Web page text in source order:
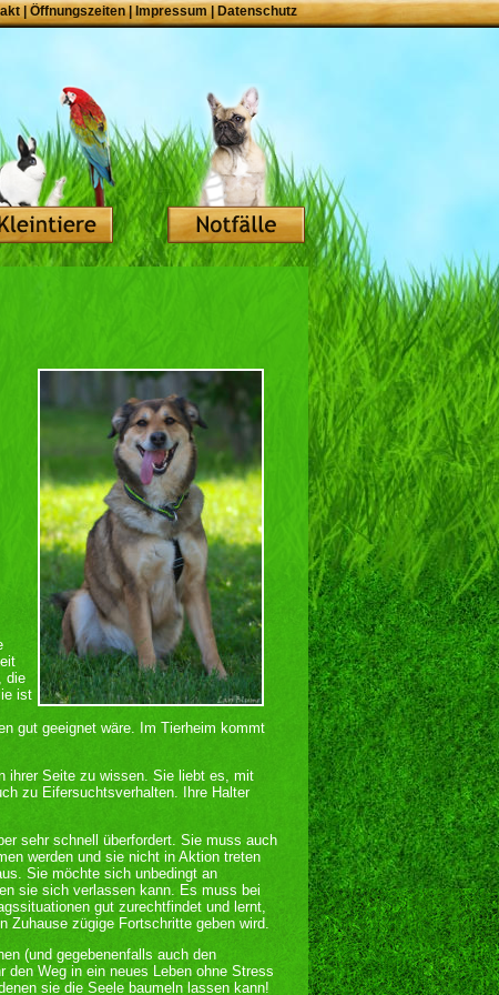
Öffnungszeiten| Impressum|Datenschutz
die
ist
gut geeignet wäre. Im Tierheim kommt
ihrer Seite zu wissen. Sie liebt es, mit
zu Eifersuchtsverhalten. Ihre Halter
sehr schnell überfordert. Sie muss auch
werden und sie nicht in Aktion treten
Sie möchte sich unbedingt an
sie sich verlassen kann. Es muss bei
gut zurechtfindet und lernt,
Zuhause zügige Fortschritte geben wird.
(und gegebenenfalls auch den
den Weg in ein neues Leben ohne Stress
sie die Seele baumeln lassen kann!